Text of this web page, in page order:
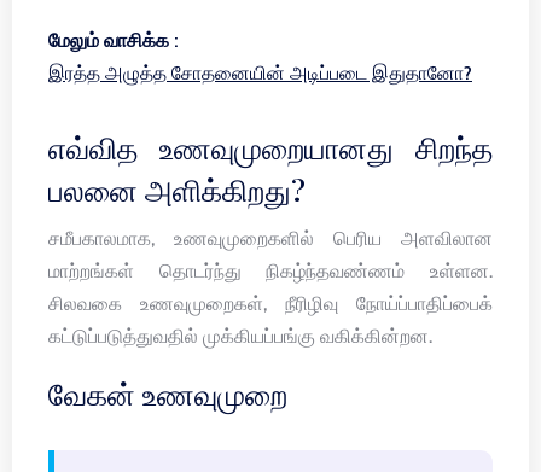
மேலும் வாசிக்க :
இரத்த அழுத்த சோதனையின் அடிப்படை இதுதானோ?
எவ்வித உணவுமுறையானது சிறந்த
பலனை அளிக்கிறது?
சமீபகாலமாக, உணவுமுறைகளில் பெரிய அளவிலான
மாற்றங்கள் தொடர்ந்து நிகழ்ந்தவண்ணம் உள்ளன.
சிலவகை உணவுமுறைகள், நீரிழிவு நோய்ப்பாதிப்பைக்
கட்டுப்படுத்துவதில் முக்கியப்பங்கு வகிக்கின்றன.
வேகன் உணவுமுறை